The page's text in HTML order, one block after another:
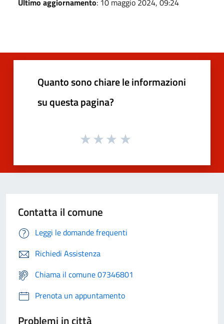
Quanto sono chiare le informazioni
su questa pagina?
Contatta il comune
Leggi le domande frequenti
Richiedi Assistenza
Chiama il comune 07346801
Prenota un appuntamento
Problemi in città